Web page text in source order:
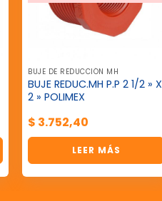
BUJE DE REDUCCIÓN MH
BUJE REDUC.MH P.P 2 1/2 » X
2 » POLIMEX
$ 3.752,40
LEER MÁS